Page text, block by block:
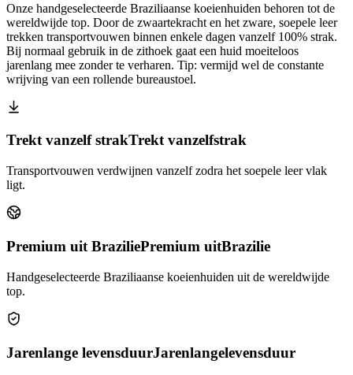
Onze handgeselecteerde Braziliaanse koeienhuiden behoren tot de
wereldwijde top. Door de zwaartekracht en het zware, soepele leer
trekken transportvouwen binnen enkele dagen vanzelf 100% strak.
Bij normaal gebruik in de zithoek gaat een huid moeiteloos
jarenlang mee zonder te verharen. Tip: vermijd wel de constante
wrijving van een rollende bureaustoel.
Trekt vanzelf strakTrekt vanzelfstrak
Transportvouwen verdwijnen vanzelf zodra het soepele leer vlak
ligt.
Premium uit BraziliePremium uitBrazilie
Handgeselecteerde Braziliaanse koeienhuiden uit de wereldwijde
top.
Jarenlange levensduurJarenlangelevensduur